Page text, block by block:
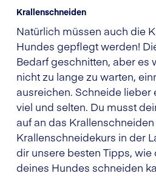
Krallenschneiden
Natürlich müssen auch die
Hundes gepflegt werden!
Bedarf geschnitten, aber es
nicht zu lange zu warten,
ausreichen. Schneide lieber
viel und selten. Du musst
auf an das
Krallenschneidekurs in der
dir unsere besten Tipps, wie
deines Hundes schneiden